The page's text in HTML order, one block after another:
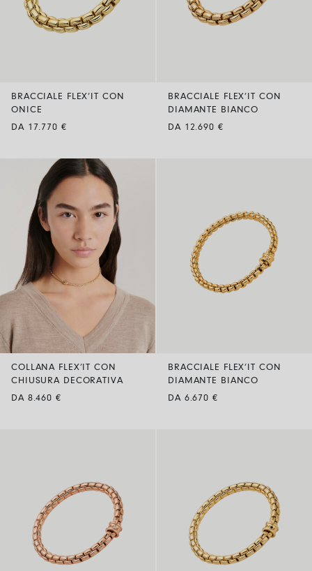
BRACCIALE FLEX’IT CON
ONICE
DA 17.770 €
BRACCIALE FLEX’IT CON
DIAMANTE BIANCO
DA 12.690 €
COLLANA FLEX’IT CON
CHIUSURA DECORATIVA
DA 8.460 €
BRACCIALE FLEX’IT CON
DIAMANTE BIANCO
DA 6.670 €